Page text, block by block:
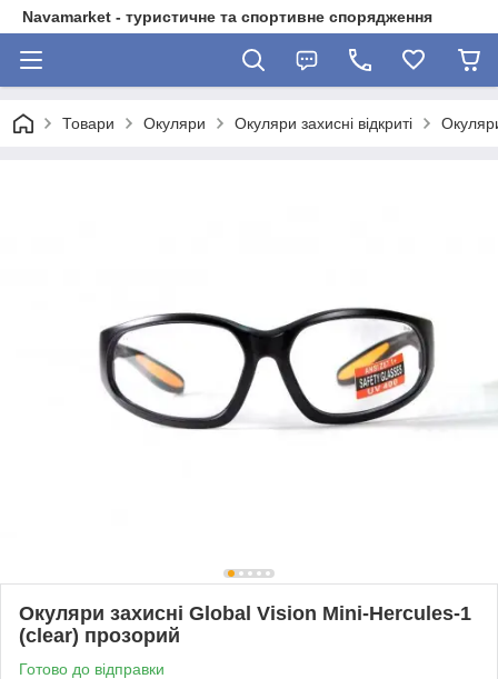
Navamarket - туристичне та спортивне спорядження
Товари Окуляри Окуляри захисні відкриті
Окуляри захисні Global Vision Mini-Hercules-1
(clear) прозорий
Готово до відправки